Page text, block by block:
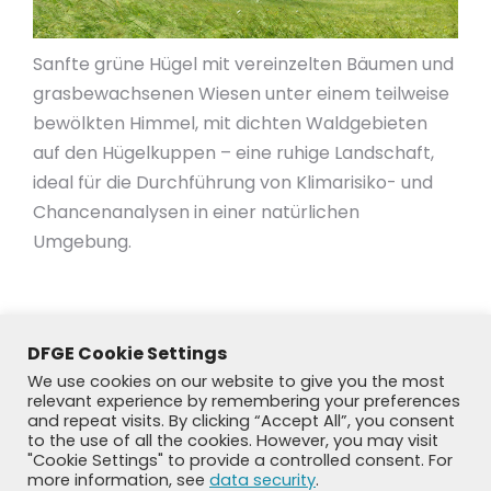
Sanfte grüne Hügel mit vereinzelten Bäumen und
grasbewachsenen Wiesen unter einem teilweise
bewölkten Himmel, mit dichten Waldgebieten
auf den Hügelkuppen – eine ruhige Landschaft,
ideal für die Durchführung von Klimarisiko- und
Chancenanalysen in einer natürlichen
Umgebung.
DFGE Cookie Settings
We use cookies on our website to give you the most
relevant experience by remembering your preferences
and repeat visits. By clicking “Accept All”, you consent
to the use of all the cookies. However, you may visit
"Cookie Settings" to provide a controlled consent. For
more information, see data security.